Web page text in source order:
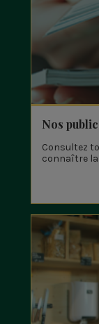
Nos
Consultez
connaître